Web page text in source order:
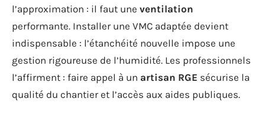
l’approximation : il faut une ventilation
performante. Installer une VMC adaptée devient
indispensable : l’étanchéité nouvelle impose une
gestion rigoureuse de l’humidité. Les professionnels
l’affirment : faire appel à un artisan RGE sécurise la
qualité du chantier et l’accès aux aides publiques.